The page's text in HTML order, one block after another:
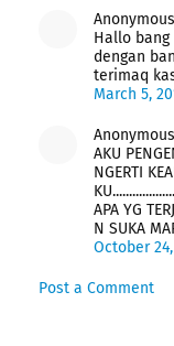
Hallo
dengan
terimaq
March 5,
AKU
NGERTI
APA YG
N SUKA
October 24,
Post a Comment